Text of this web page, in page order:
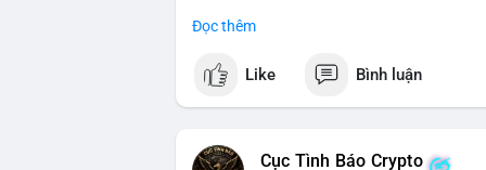
Khối lượng gần 20 BTC trị giá hơn 1.27
động này thiên về chuyển ví lạnh để
lượng không quá lớn để gây sốc thanh
Đọc thêm
Like Bình luận
Cục Tình Báo Crypto